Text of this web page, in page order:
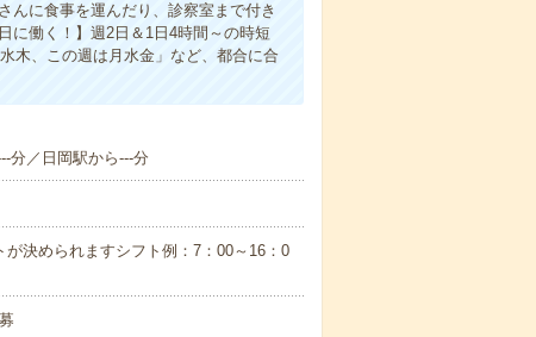
んに食事を運んだり、診察室まで付き
に働く！】週2日＆1日4時間～の時短
木、この週は月水金」など、都合に合
分／日岡駅から---分
決められますシフト例：7：00～16：0